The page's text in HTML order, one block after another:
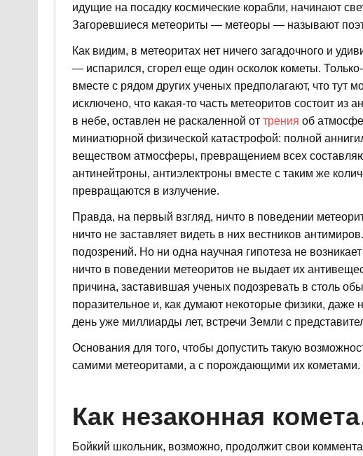
идущие на посадку космические корабли, начинают
Загоревшиеся метеориты — метеоры — называют
Как видим, в метеоритах нет ничего загадочного и
— испарился, сгорел еще один осколок кометы.
вместе с рядом других ученых предполагают, что тут
исключено, что какая-то часть метеоритов состоит
в небе, оставлен не раскаленной от трения об
миниатюрной физической катастрофой: полной
веществом атмосферы, превращением всех
антинейтроны, антиэлектроны вместе с таким же
превращаются в излучение.
Правда, на первый взгляд, ничто в поведении
ничто не заставляет видеть в них вестников
подозрений. Но ни одна научная гипотеза не
ничто в поведении метеоритов не выдает их
причина, заставившая ученых подозревать в столь
поразительное и, как думают некоторые физики,
день уже миллиарды лет, встречи Земли с
Основания для того, чтобы допустить такую
самими метеоритами, а с порождающими их кометами.
Как незаконная
Бойкий школьник, возможно, продолжит свои